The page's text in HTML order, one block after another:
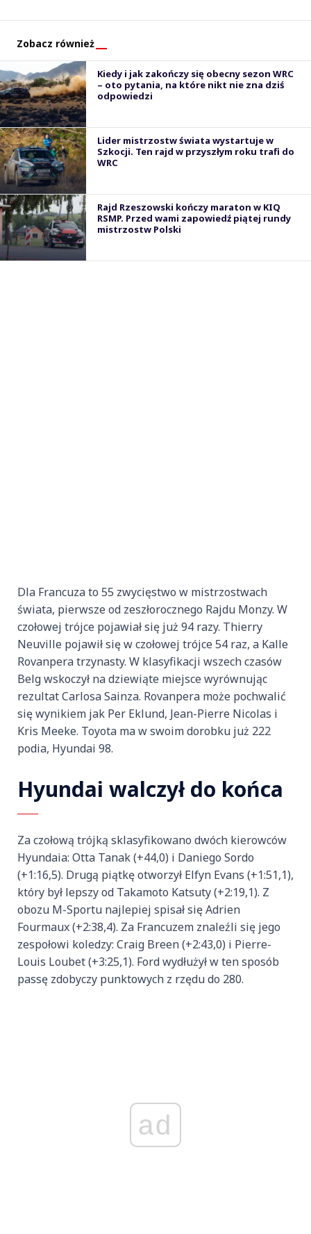
Zobacz również
Kiedy i jak zakończy się obecny sezon WRC
– oto pytania, na które nikt nie zna dziś
odpowiedzi
Lider mistrzostw świata wystartuje w
Szkocji. Ten rajd w przyszłym roku trafi do
WRC
Rajd Rzeszowski kończy maraton w KIQ
RSMP. Przed wami zapowiedź piątej rundy
mistrzostw Polski
Dla Francuza to 55 zwycięstwo w mistrzostwach
świata, pierwsze od zeszłorocznego Rajdu Monzy. W
czołowej trójce pojawiał się już 94 razy. Thierry
Neuville pojawił się w czołowej trójce 54 raz, a Kalle
Rovanpera trzynasty. W klasyfikacji wszech czasów
Belg wskoczył na dziewiąte miejsce wyrównując
rezultat Carlosa Sainza. Rovanpera może pochwalić
się wynikiem jak Per Eklund, Jean-Pierre Nicolas i
Kris Meeke. Toyota ma w swoim dorobku już 222
podia, Hyundai 98.
Hyundai walczył do końca
Za czołową trójką sklasyfikowano dwóch kierowców
Hyundaia: Otta Tanak (+44,0) i Daniego Sordo
(+1:16,5). Drugą piątkę otworzył Elfyn Evans (+1:51,1),
który był lepszy od Takamoto Katsuty (+2:19,1). Z
obozu M-Sportu najlepiej spisał się Adrien
Fourmaux (+2:38,4). Za Francuzem znaleźli się jego
zespołowi koledzy: Craig Breen (+2:43,0) i Pierre-
Louis Loubet (+3:25,1). Ford wydłużył w ten sposób
passę zdobyczy punktowych z rzędu do 280.
ad